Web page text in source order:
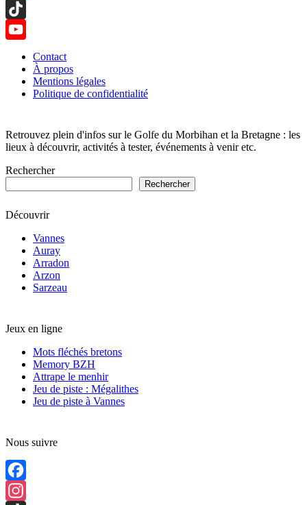
Instagram
TikTok
Channel
Contact
À propos
Mentions légales
Politique de confidentialité
Retrouvez plein d'infos sur le Golfe du Morbihan et la Bretagne : les
lieux à découvrir, activités à tester, événements à venir etc.
Rechercher
Rechercher
Découvrir
Vannes
Auray
Arradon
Arzon
Sarzeau
Jeux en ligne
Mots fléchés bretons
Memory BZH
Attrape le menhir
Jeu de piste : Mégalithes
Jeu de piste à Vannes
Nous suivre
Facebook